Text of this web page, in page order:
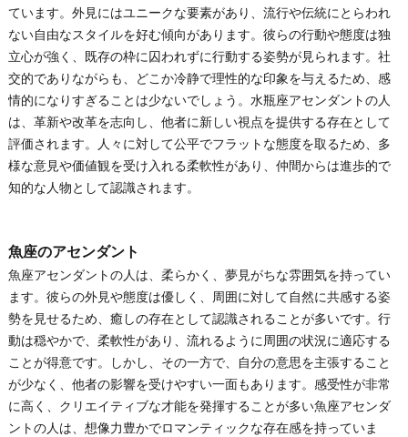
ています。外見にはユニークな要素があり、流行や伝統にとらわれ
ない自由なスタイルを好む傾向があります。彼らの行動や態度は独
立心が強く、既存の枠に囚われずに行動する姿勢が見られます。社
交的でありながらも、どこか冷静で理性的な印象を与えるため、感
情的になりすぎることは少ないでしょう。水瓶座アセンダントの人
は、革新や改革を志向し、他者に新しい視点を提供する存在として
評価されます。人々に対して公平でフラットな態度を取るため、多
様な意見や価値観を受け入れる柔軟性があり、仲間からは進歩的で
知的な人物として認識されます。
魚座のアセンダント
魚座アセンダントの人は、柔らかく、夢見がちな雰囲気を持ってい
ます。彼らの外見や態度は優しく、周囲に対して自然に共感する姿
勢を見せるため、癒しの存在として認識されることが多いです。行
動は穏やかで、柔軟性があり、流れるように周囲の状況に適応する
ことが得意です。しかし、その一方で、自分の意思を主張すること
が少なく、他者の影響を受けやすい一面もあります。感受性が非常
に高く、クリエイティブな才能を発揮することが多い魚座アセンダ
ントの人は、想像力豊かでロマンティックな存在感を持っていま